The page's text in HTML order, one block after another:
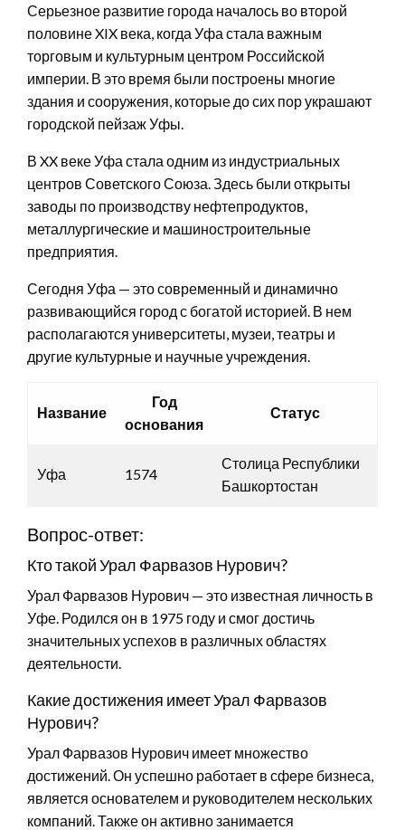
Серьезное развитие города началось во второй
половине XIX века, когда Уфа стала важным
торговым и культурным центром Российской
империи. В это время были построены многие
здания и сооружения, которые до сих пор украшают
городской пейзаж Уфы.
В XX веке Уфа стала одним из индустриальных
центров Советского Союза. Здесь были открыты
заводы по производству нефтепродуктов,
металлургические и машиностроительные
предприятия.
Сегодня Уфа — это современный и динамично
развивающийся город с богатой историей. В нем
располагаются университеты, музеи, театры и
другие культурные и научные учреждения.
Название
Год
основания
Статус
Уфа 1574
Столица Республики
Башкортостан
Вопрос-ответ:
Кто такой Урал Фарвазов Нурович?
Урал Фарвазов Нурович — это известная личность в
Уфе. Родился он в 1975 году и смог достичь
значительных успехов в различных областях
деятельности.
Какие достижения имеет Урал Фарвазов
Нурович?
Урал Фарвазов Нурович имеет множество
достижений. Он успешно работает в сфере бизнеса,
является основателем и руководителем нескольких
компаний. Также он активно занимается